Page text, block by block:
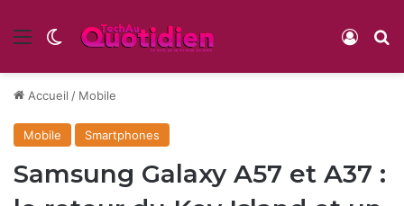
Menu Switch skin
Accueil / Mobile
Mobile Smartphones
Samsung Galaxy A57 et A37 :